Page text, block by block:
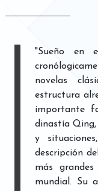
"Sueño en
novelas
estructura
importante
dinastía
y
descripción
más
mundial. Su